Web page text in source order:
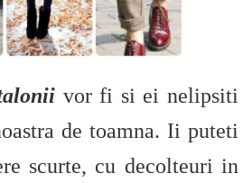
vor fi si ei nelipsiti
de toamna. Ii puteti
scurte, cu decolteuri in